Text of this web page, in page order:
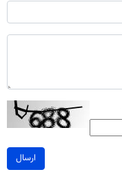
ارسال